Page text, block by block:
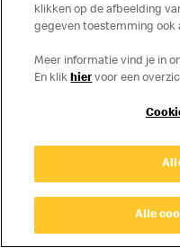
klikken op de afbeelding
gegeven toestemming ook
Meer informatie vind je in
En klikhier voor een
Alle